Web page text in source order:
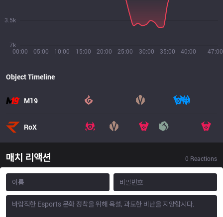
00:00 05:00 10:00 15:00 20:00 25:00 30:00 35:00 40:00 47:00
7k
3.5k
Object Timeline
M19
RoX
매치 리액션 0 Reactions